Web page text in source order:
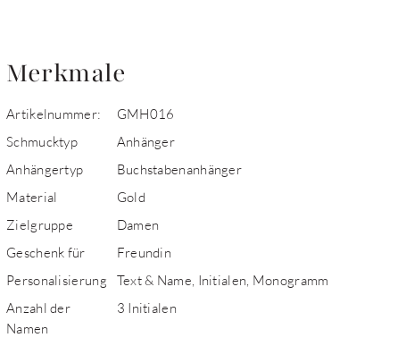
Merkmale
Artikelnummer:
GMH016
Schmucktyp
Anhänger
Anhängertyp
Buchstabenanhänger
Material
Gold
Zielgruppe
Damen
Geschenk für
Freundin
Personalisierung
Text & Name, Initialen, Monogramm
Anzahl der
Namen
3 Initialen